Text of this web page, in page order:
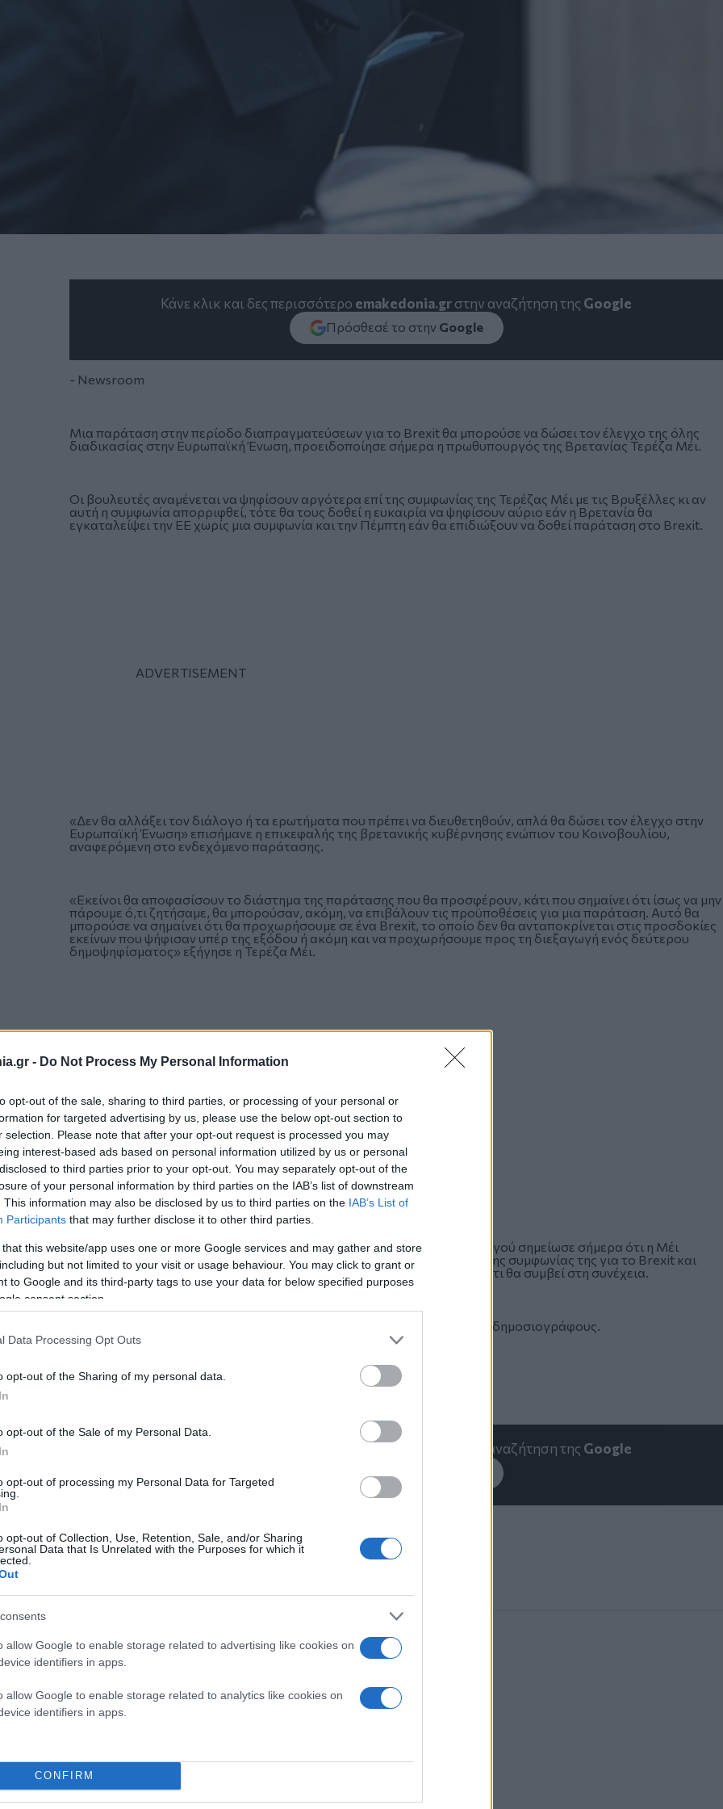
- Do Not Process My Personal Information
opt-out of the sale, sharing to third parties, or processing of your personal or
for targeted advertising by us, please use the below opt-out section to
selection. Please note that after your opt-out request is processed you may
interest-based ads based on personal information utilized by us or personal
to third parties prior to your opt-out. You may separately opt-out of the
of your personal information by third parties on the IAB’s list of downstream
This information may also be disclosed by us to third parties on the IAB’s List of
Participants that may further disclose it to other third parties.
that this website/app uses one or more Google services and may gather and store
but not limited to your visit or usage behaviour. You may click to grant or
to Google and its third-party tags to use your data for below specified purposes
consent section.
Data Processing Opt Outs
opt-out of the Sharing of my personal data.
opt-out of the Sale of my Personal Data.
opt-out of processing my Personal Data for Targeted
opt-out of Collection, Use, Retention, Sale, and/or Sharing
Data that Is Unrelated with the Purposes for which it
allow Google to enable storage related to advertising like cookies on
identifiers in apps.
allow Google to enable storage related to analytics like cookies on
identifiers in apps.
CONFIRM
Κάνε κλικ και δες περισσότερο emakedonia.grστην αναζήτηση της Google
Πρόσθεσέ το στην Google
- Newsroom
Μια παράταση στην περίοδο διαπραγματεύσεων για το Brexit θα μπορούσε να δώσει τον έλεγχο της όλης
διαδικασίας στην Ευρωπαϊκή Ένωση, προειδοποίησε σήμερα η πρωθυπουργός της Βρετανίας Τερέζα Μέι.
Οι βουλευτές αναμένεται να ψηφίσουν αργότερα επί της συμφωνίας της Τερέζας Μέι με τις Βρυξέλλες κι αν
αυτή η συμφωνία απορριφθεί, τότε θα τους δοθεί η ευκαιρία να ψηφίσουν αύριο εάν η Βρετανία θα
εγκαταλείψει την ΕΕ χωρίς μια συμφωνία και την Πέμπτη εάν θα επιδιώξουν να δοθεί παράταση στο Brexit.
«Δεν θα αλλάξει τον διάλογο ή τα ερωτήματα που πρέπει να διευθετηθούν, απλά θα δώσει τον έλεγχο στην
Ευρωπαϊκή Ένωση» επισήμανε η επικεφαλής της βρετανικής κυβέρνησης ενώπιον του Κοινοβουλίου,
αναφερόμενη στο ενδεχόμενο παράτασης.
«Εκείνοι θα αποφασίσουν το διάστημα της παράτασης που θα προσφέρουν, κάτι που σημαίνει ότι ίσως να μην
πάρουμε ό,τι ζητήσαμε, θα μπορούσαν, ακόμη, να επιβάλουν τις προϋποθέσεις για μια παράταση. Αυτό θα
μπορούσε να σημαίνει ότι θα προχωρήσουμε σε ένα Brexit, το οποίο δεν θα ανταποκρίνεται στις προσδοκίες
εκείνων που ψήφισαν υπέρ της εξόδου ή ακόμη και να προχωρήσουμε προς τη διεξαγωγή ενός δεύτερου
δημοψηφίσματος» εξήγησε η Τερέζα Μέι.
Από την πλευρά του, ο εκπρόσωπος τύπου της Βρετανίδας πρωθυπουργού σημείωσε σήμερα ότι η Μέι
πιστεύει πως μπορεί να κερδίσει την ψηφοφορία στο κοινοβούλιο επί της συμφωνίας της για το Brexit και
στην περίπτωση που αυτό δεν γίνει τότε η κυβέρνησή της θα καθορίσει τι θα συμβεί στη συνέχεια.
«Είναι απόλυτα επικεντρωμένη στη νίκη» είπε ο εκπρόσωπος τύπου σε δημοσιογράφους.
emakedonia.gr στην αναζήτηση της Google
ΔΙΕΘΝΗ